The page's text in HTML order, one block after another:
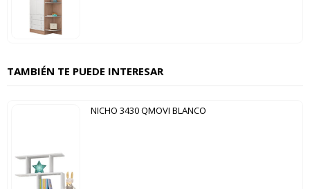
TAMBIÉN TE PUEDE INTERESAR
NICHO 3430 QMOVI BLANCO